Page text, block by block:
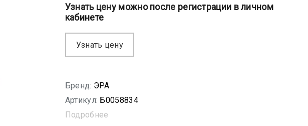
Узнать цену можно после регистрации в личном
кабинете
Узнать цену
Бренд: ЭРА
Артикул: Б0058834
Подробнее